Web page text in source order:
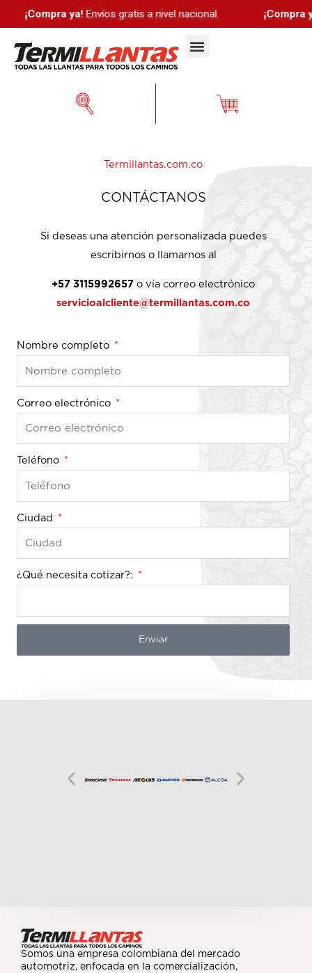
al
contenido
¡Compra ya!Envíos gratis a nivel nacional. ¡Compra
Menú
Termillantas.com.co
CONTÁCTANOS
Si deseas una atención personalizada puedes
escribirnos o llamarnos al
+57 3115992657 o vía correo electrónico
servicioalcliente@termillantas.com.co
Nombre completo
Correo electrónico
Teléfono
Ciudad
¿Qué necesita cotizar?:
Enviar
Somos una empresa colombiana del mercado
automotriz, enfocada en la comercialización,